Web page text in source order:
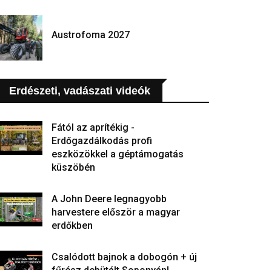
Austrofoma 2027
Erdészeti, vadászati videók
Fától az aprítékig -
Erdőgazdálkodás profi
eszközökkel a géptámogatás
küszöbén
A John Deere legnagyobb
harvestere először a magyar
erdőkben
Csalódott bajnok a dobogón + új